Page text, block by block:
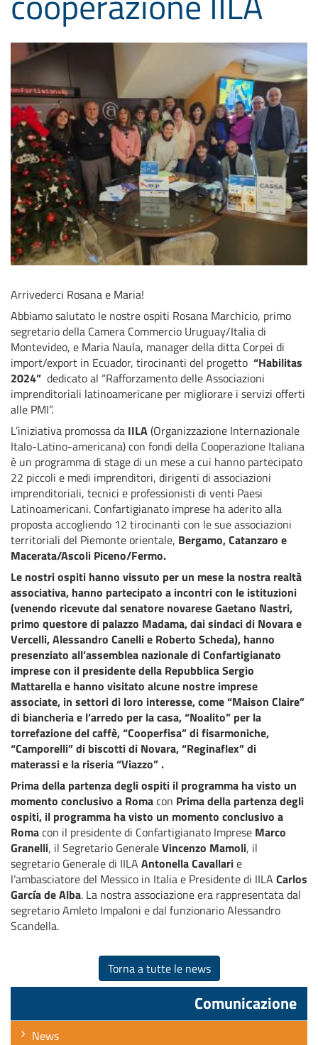
Arrivederci Rosana e Maria!
Abbiamo salutato le nostre ospiti Rosana Marchicio, primo
segretario della Camera Commercio Uruguay/Italia di
Montevideo, e Maria Naula, manager della ditta Corpei di
import/export in Ecuador, tirocinanti del progetto “Habilitas
2024” dedicato al “Rafforzamento delle Associazioni
imprenditoriali latinoamericane per migliorare i servizi offerti
alle PMI”.
L’iniziativa promossa da IILA(Organizzazione Internazionale
Italo-Latino-americana) con fondi della Cooperazione Italiana
è un programma di stage di un mese a cui hanno partecipato
22 piccoli e medi imprenditori, dirigenti di associazioni
imprenditoriali, tecnici e professionisti di venti Paesi
Latinoamericani. Confartigianato imprese ha aderito alla
proposta accogliendo 12 tirocinanti con le sue associazioni
territoriali del Piemonte orientale, Bergamo, Catanzaro e
Macerata/Ascoli Piceno/Fermo.
Le nostri ospiti hanno vissuto per un mese la nostra realtà
associativa, hanno partecipato a incontri con le istituzioni
(venendo ricevute dal senatore novarese Gaetano Nastri,
primo questore di palazzo Madama, dai sindaci di Novara e
Vercelli, Alessandro Canelli e Roberto Scheda), hanno
presenziato all’assemblea nazionale di Confartigianato
imprese con il presidente della Repubblica Sergio
Mattarella e hanno visitato alcune nostre imprese
associate, in settori di loro interesse, come “Maison Claire”
di biancheria e l’arredo per la casa, “Noalito” per la
torrefazione del caffè, “Cooperfisa” di fisarmoniche,
“Camporelli” di biscotti di Novara, “Reginaflex” di
materassi e la riseria “Viazzo” .
Prima della partenza degli ospiti il programma ha visto un
momento conclusivo a Romacon Prima della partenza degli
ospiti, il programma ha visto un momento conclusivo a
Romacon il presidente di Confartigianato Imprese Marco
Granelli, il Segretario GeneraleVincenzo Mamoli, il
segretario Generale di IILA Antonella Cavallarie
l’ambasciatore del Messico in Italia e Presidente di IILA Carlos
García de Alba. La nostra associazione era rappresentata dal
segretario Amleto Impaloni e dal funzionario Alessandro
Scandella.
Torna a tutte le news
Comunicazione
News